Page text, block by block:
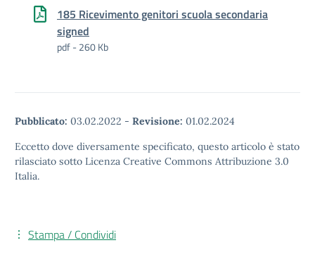
185 Ricevimento genitori scuola secondaria
signed
pdf - 260 Kb
Pubblicato: 03.02.2022 - Revisione: 01.02.2024
Eccetto dove diversamente specificato, questo articolo è stato
rilasciato sotto Licenza Creative Commons Attribuzione 3.0
Italia.
Stampa / Condividi